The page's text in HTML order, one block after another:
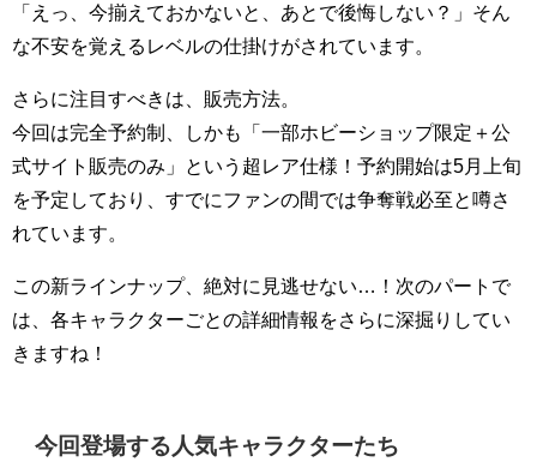
「えっ、今揃えておかないと、あとで後悔しない？」そん
な不安を覚えるレベルの仕掛けがされています。
さらに注目すべきは、販売方法。
今回は完全予約制、しかも「一部ホビーショップ限定＋公
式サイト販売のみ」という超レア仕様！予約開始は5月上旬
を予定しており、すでにファンの間では争奪戦必至と噂さ
れています。
この新ラインナップ、絶対に見逃せない…！次のパートで
は、各キャラクターごとの詳細情報をさらに深掘りしてい
きますね！
今回登場する人気キャラクターたち